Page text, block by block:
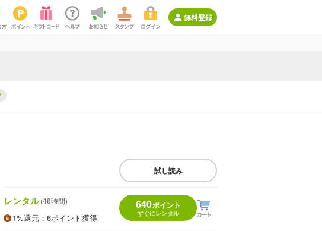
無料登録
試し読み
レンタル(48時間)
1%還元 ：6ポイント獲得
640ポイント
すぐにレンタル